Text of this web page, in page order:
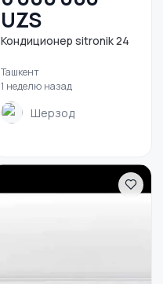
UZS
Кондиционер sitronik 24
Ташкент
1 неделю назад
Шерзод